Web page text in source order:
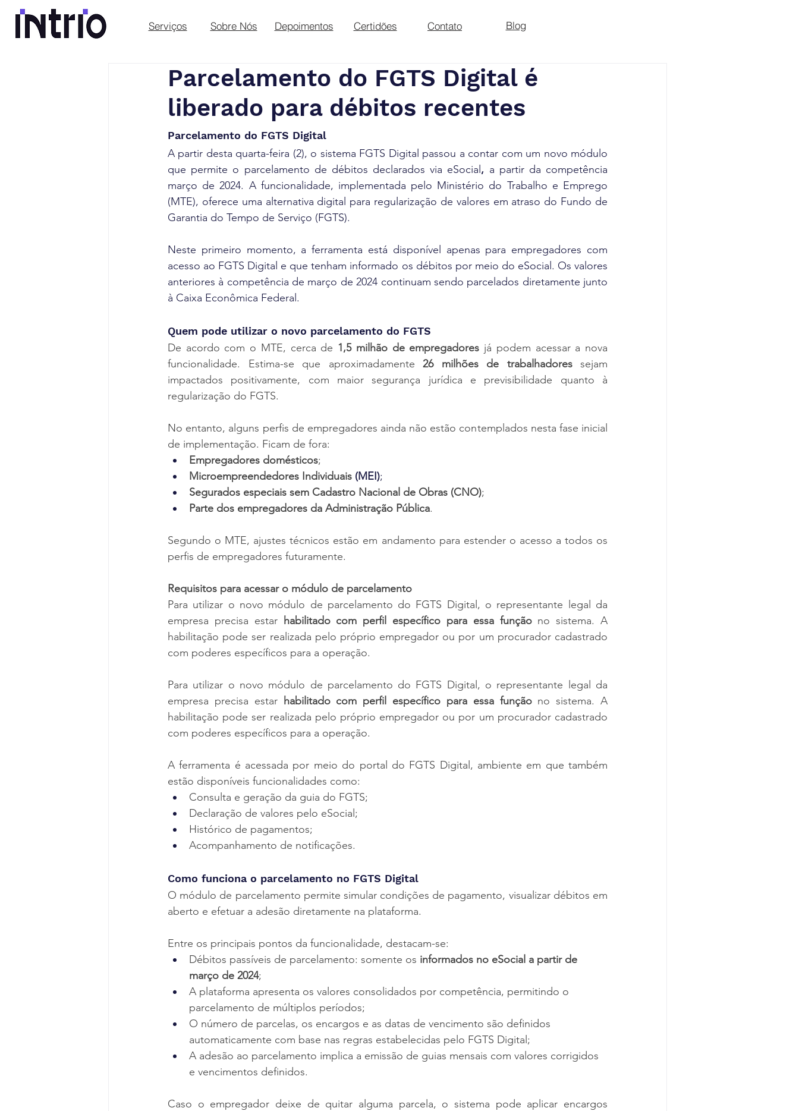
Serviços Sobre Nós Depoimentos Certidões Blog
Contato
Parcelamento do FGTS Digital é
liberado para débitos recentes
Parcelamento do FGTS Digital
A partir desta quarta-feira (2), o sistema FGTS Digital passou a contar com um novo módulo
que permite o parcelamento de débitos declarados via eSocial , a partir da competência
março de 2024. A funcionalidade, implementada pelo Ministério do Trabalho e Emprego
(MTE), oferece uma alternativa digital para regularização de valores em atraso do Fundo de
Garantia do Tempo de Serviço (FGTS).
Neste primeiro momento, a ferramenta está disponível apenas para empregadores com
acesso ao FGTS Digital e que tenham informado os débitos por meio do eSocial. Os valores
anteriores à competência de março de 2024 continuam sendo parcelados diretamente junto
à Caixa Econômica Federal.
Quem pode utilizar o novo parcelamento do FGTS
De acordo com o MTE, cerca de 1,5 milhão de empregadores já podem acessar a nova
funcionalidade. Estima-se que aproximadamente 26 milhões de trabalhadores sejam
impactados positivamente, com maior segurança jurídica e previsibilidade quanto à
regularização do FGTS.
No entanto, alguns perfis de empregadores ainda não estão contemplados nesta fase inicial
de implementação. Ficam de fora:
Empregadores domésticos;
Microempreendedores Individuais (MEI);
Segurados especiais sem Cadastro Nacional de Obras (CNO);
Parte dos empregadores da Administração Pública.
Segundo o MTE, ajustes técnicos estão em andamento para estender o acesso a todos os
perfis de empregadores futuramente.
Requisitos para acessar o módulo de parcelamento
Para utilizar o novo módulo de parcelamento do FGTS Digital, o representante legal da
empresa precisa estar habilitado com perfil específico para essa função no sistema. A
habilitação pode ser realizada pelo próprio empregador ou por um procurador cadastrado
com poderes específicos para a operação.
Para utilizar o novo módulo de parcelamento do FGTS Digital, o representante legal da
empresa precisa estar habilitado com perfil específico para essa função no sistema. A
habilitação pode ser realizada pelo próprio empregador ou por um procurador cadastrado
com poderes específicos para a operação.
A ferramenta é acessada por meio do portal do FGTS Digital, ambiente em que também
estão disponíveis funcionalidades como:
Consulta e geração da guia do FGTS;
Declaração de valores pelo eSocial;
Histórico de pagamentos;
Acompanhamento de notificações.
Como funciona o parcelamento no FGTS Digital
O módulo de parcelamento permite simular condições de pagamento, visualizar débitos em
aberto e efetuar a adesão diretamente na plataforma.
Entre os principais pontos da funcionalidade, destacam-se:
Débitos passíveis de parcelamento: somente os informados no eSocial a partir de
março de 2024;
A plataforma apresenta os valores consolidados por competência, permitindo o
parcelamento de múltiplos períodos;
O número de parcelas, os encargos e as datas de vencimento são definidos
automaticamente com base nas regras estabelecidas pelo FGTS Digital;
A adesão ao parcelamento implica a emissão de guias mensais com valores corrigidos
e vencimentos definidos.
Caso o empregador deixe de quitar alguma parcela, o sistema pode aplicar encargos